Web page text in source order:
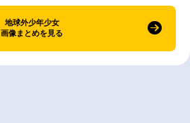
地球外少年少女
画像まとめを見る